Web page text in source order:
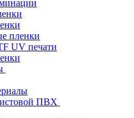
пленки
UV печати
ПВХ